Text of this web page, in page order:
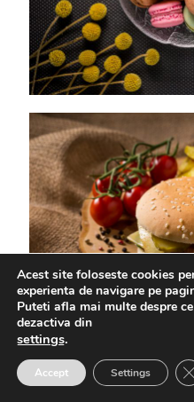
Acest site foloseste cookies
experienta de navigare pe
Puteti afla mai multe despre
dezactiva din
settings.
Accept Settings